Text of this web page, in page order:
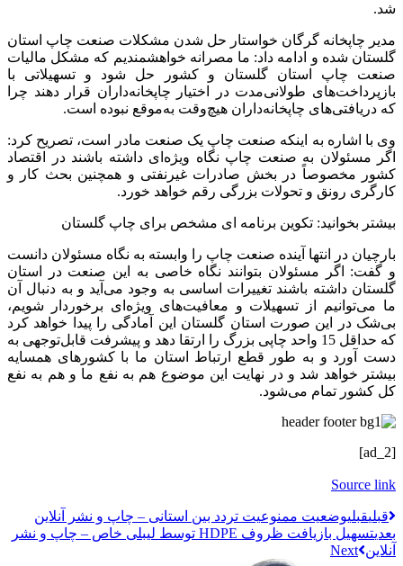
شد.
مدیر چاپخانه گرگان خواستار حل شدن مشکلات صنعت چاپ استان
گلستان شده و ادامه داد: ما مصرانه خواهشمندیم که مشکل مالیات
صنعت چاپ استان گلستان و کشور حل شود و تسهیلاتی با
بازپرداخت‌های طولانی‌مدت در اختیار چاپخانه‌‌داران قرار دهند چرا
که دریافتی‌های چاپخانه‌داران هیچ‌وقت به‌موقع نبوده است.
وی با اشاره به اینکه صنعت چاپ یک صنعت مادر است، تصریح کرد:
اگر مسئولان به صنعت چاپ نگاه ویژه‌ای داشته باشند در اقتصاد
کشور مخصوصاً در بخش صادرات غیرنفتی و همچنین بحث کار و
کارگری رونق و تحولات بزرگی رقم خواهد خورد.
بیشتر بخوانید: تکوین برنامه‌ ای مشخص برای چاپ گلستان
بارچیان در انتها آینده صنعت چاپ را وابسته به نگاه مسئولان دانست
و گفت: اگر مسئولان بتوانند نگاه خاصی به این صنعت در استان
گلستان داشته باشند تغییرات اساسی به وجود می‌آید و به دنبال آن
ما می‌توانیم از تسهیلات و معافیت‌های ویژه‌ای برخوردار شویم،
بی‌شک در این صورت استان گلستان این آمادگی را پیدا خواهد کرد
که حداقل 15 واحد چاپی بزرگ را ارتقا دهد و پیشرفت قابل‌توجهی به
دست آورد و به طور قطع ارتباط استان ما با کشورهای همسایه
بیشتر خواهد شد و در نهایت این موضوع هم به نفع ما و هم به نفع
کل کشور تمام می‌شود.
[ad_2]
Source link
قبليقبلیوضعیت ممنوعیت تردد بین استانی – چاپ و نشر آنلاین
بعدی
تسهیل بازیافت ظروف HDPE توسط لیبلی خاص – چاپ و نشر
آنلاین